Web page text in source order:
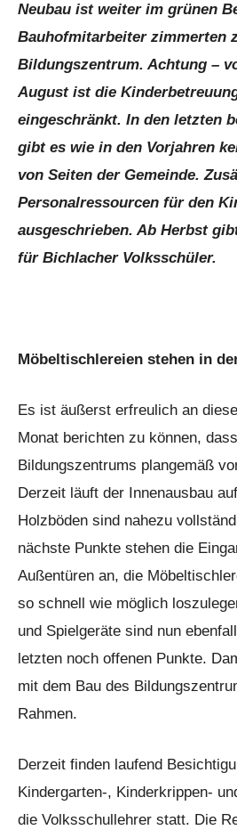
Neubau ist weiter im grünen
Bauhofmitarbeiter zimmerten
Bildungszentrum. Achtung –
August ist die
eingeschränkt. In den letzten
gibt es wie in den Vorjahren
von Seiten der Gemeinde.
Personalressourcen für den
ausgeschrieben. Ab Herbst
für Bichlacher Volksschüler.
Möbeltischlereien stehen in
Es ist äußerst erfreulich an
Monat berichten zu können,
Bildungszentrums plangemäß
Derzeit läuft der Innenausbau
Holzböden sind nahezu
nächste Punkte stehen die
Außentüren an, die
so schnell wie möglich
und Spielgeräte sind nun
letzten noch offenen Punkte.
mit dem Bau des
Rahmen.
Derzeit finden laufend
Kindergarten-, Kinderkrippen-
die Volksschullehrer statt. Die